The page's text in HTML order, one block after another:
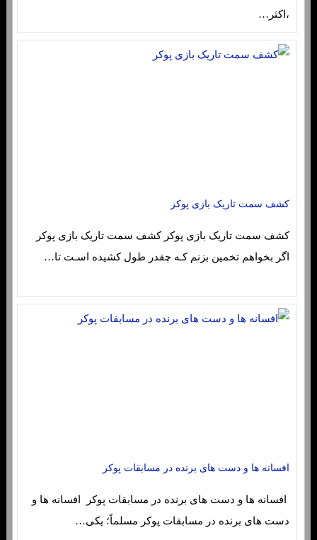
،اکثر…
کشف سمت تاریک بازی پوکر
کشف سمت تاریک بازی پوکر کشف سمت تاریک بازی پوکر
اگر بخواهم تخمین بزنم کـه چقدر طول کشیده اسـت تا…
افسانه ها و دست های برنده در مسابقات پوکر
افسانه ها و دست های برنده در مسابقات پوکر افسانه ها و
دست های برنده در مسابقات پوکر مسلماً؛ یکی…